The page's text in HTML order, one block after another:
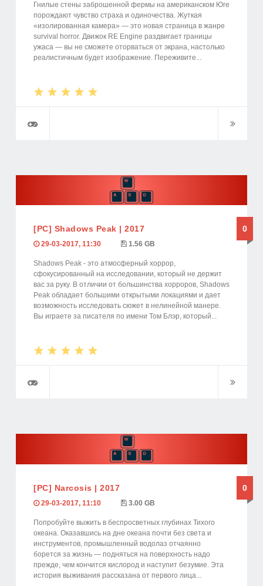
Гнилые стены заброшенной фермы на американском Юге
порождают чувство страха и одиночества. Жуткая
«изолированная камера» — это новая страница в жанре
survival horror. Движок RE Engine раздвигает границы
ужаса — вы не сможете оторваться от экрана, настолько
реалистичным будет изображение. Переживите...
[PC] Shadows Peak | 2017 0
29-03-2017, 11:30 1.56 GB
Shadows Peak - это атмосферный хоррор,
сфокусированный на исследовании, который не держит
вас за руку. В отличии от большинства хорроров, Shadows
Peak обладает большими открытыми локациями и дает
возможность исследовать сюжет в нелинейной манере.
Вы играете за писателя по имени Том Блэр, который...
[PC] Narcosis | 2017 0
29-03-2017, 11:10 3.00 GB
Попробуйте выжить в беспросветных глубинах Тихого
океана. Оказавшись на дне океана почти без света и
инструментов, промышленный водолаз отчаянно
борется за жизнь — подняться на поверхность надо
прежде, чем кончится кислород и наступит безумие. Эта
история выживания рассказана от первого лица...